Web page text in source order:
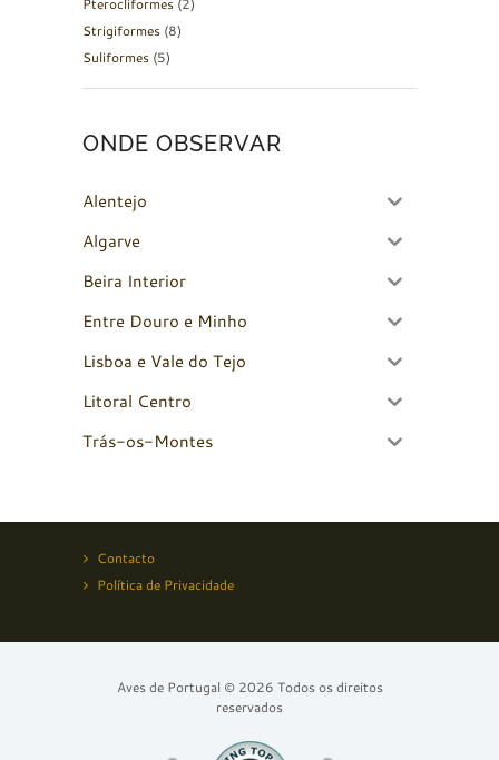
Strigiformes (8)
Suliformes (5)
ONDE OBSERVAR
Alentejo
Algarve
Beira Interior
Entre Douro e Minho
Lisboa e Vale do Tejo
Litoral Centro
Trás-os-Montes
Contacto
Política de Privacidade
Aves de Portugal © 2026 Todos os direitos
reservados